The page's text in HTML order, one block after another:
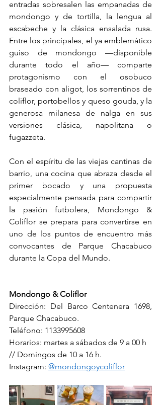
entradas sobresalen las empanadas de
mondongo y de tortilla, la lengua al
escabeche y la clásica ensalada rusa.
Entre los principales, el ya emblemático
guiso de mondongo —disponible
durante todo el año— comparte
protagonismo con el osobuco
braseado con aligot, los sorrentinos de
coliflor, portobellos y queso gouda, y la
generosa milanesa de nalga en sus
versiones clásica, napolitana o
fugazzeta.
Con el espíritu de las viejas cantinas de
barrio, una cocina que abraza desde el
primer bocado y una propuesta
especialmente pensada para compartir
la pasión futbolera, Mondongo &
Coliflor se prepara para convertirse en
uno de los puntos de encuentro más
convocantes de Parque Chacabuco
durante la Copa del Mundo.
Mondongo & Coliflor
Dirección: Del Barco Centenera 1698,
Parque Chacabuco.
Teléfono: 1133995608
Horarios: martes a sábados de 9 a 00 h
// Domingos de 10 a 16 h.
Instagram: @mondongoycoliflor